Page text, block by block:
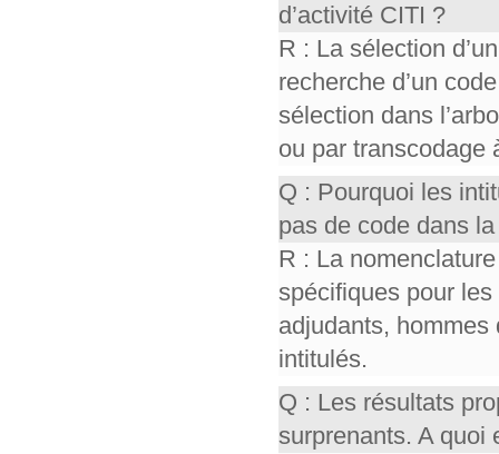
d’activité CITI ?
R : La sélection
recherche d’un
sélection dans
ou par transcodage
Q : Pourquoi les
pas de code dans
R : La
spécifiques pour
adjudants,
intitulés.
Q : Les résultats
surprenants. A quoi